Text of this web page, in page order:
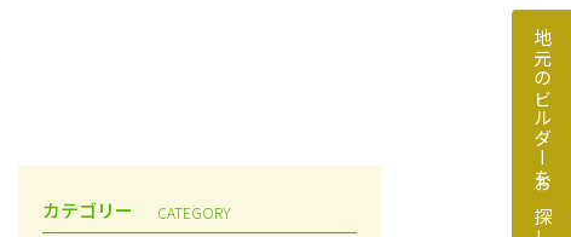
カテゴリー CATEGORY